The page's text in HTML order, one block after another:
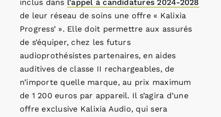
inclus dans l’appel à candidatures 2024-2028
de leur réseau de soins une offre « Kalixia
Progress’ ». Elle doit permettre aux assurés
de s’équiper, chez les futurs
audioprothésistes partenaires, en aides
auditives de classe II rechargeables, de
n’importe quelle marque, au prix maximum
de 1 200 euros par appareil. Il s’agira d’une
offre exclusive Kalixia Audio, qui sera